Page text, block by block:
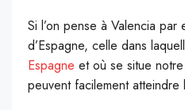
Si l’on pense à Valencia par
d’Espagne, celle dans
Espagne et où se situe
peuvent facilement atteindre